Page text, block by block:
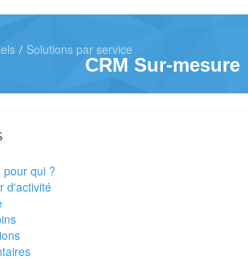
/ Solutions par service
CRM Sur-mesure
pour qui ?
d'activité